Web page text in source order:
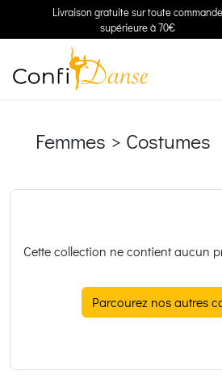
Livraison gratuite sur toute commande
supérieure à 70€
Femmes > Costumes
Cette collection ne contient aucun
Parcourez nos autres